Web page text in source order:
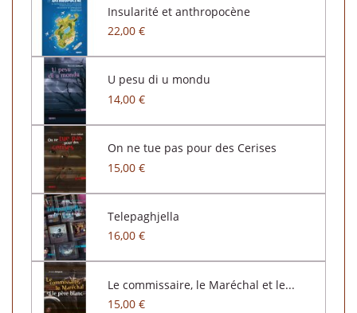
Insularité et anthropocène
22,00 €
U pesu di u mondu
14,00 €
On ne tue pas pour des Cerises
15,00 €
Telepaghjella
16,00 €
Le commissaire, le Maréchal et le...
15,00 €